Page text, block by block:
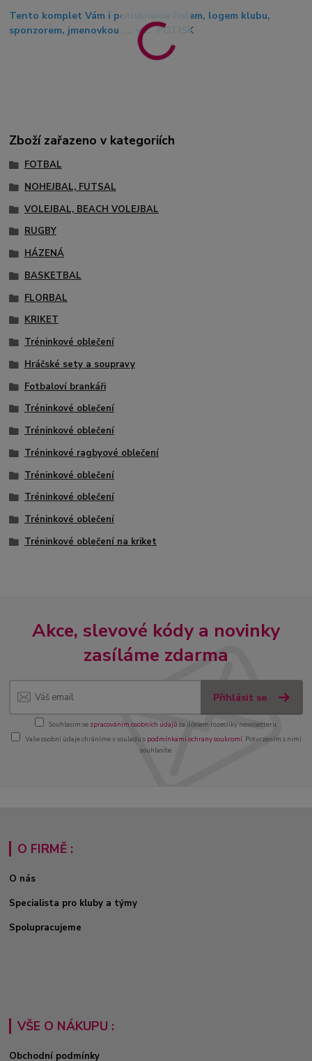
Tento komplet Vám i potiskneme číslem, logem klubu,
sponzorem, jmenovkou .... viz. POTISK
Zboží zařazeno v kategoriích
FOTBAL
NOHEJBAL, FUTSAL
VOLEJBAL, BEACH VOLEJBAL
RUGBY
HÁZENÁ
BASKETBAL
FLORBAL
KRIKET
Tréninkové oblečení
Hráčské sety a soupravy
Fotbaloví brankáři
Tréninkové oblečení
Tréninkové oblečení
Tréninkové ragbyové oblečení
Tréninkové oblečení
Tréninkové oblečení
Tréninkové oblečení
Tréninkové oblečení na kriket
Akce, slevové kódy a novinky
zasíláme zdarma
Přihlásit se
Souhlasím se zpracováním osobních údajůza účelem rozesílky newsletteru.
Vaše osobní údaje chráníme v souladu s podmínkami ochrany soukromí. Potvrzením s nimi
souhlasíte.
O FIRMĚ :
O nás
Specialista pro kluby a týmy
Spolupracujeme
VŠE O NÁKUPU :
Obchodní podmínky